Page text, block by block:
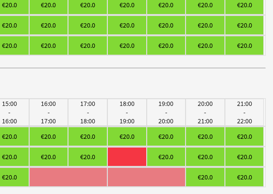
€20.0 €20.0 €20.0 €20.0 €20.0 €20.0 €20.0
€20.0 €20.0 €20.0 €20.0 €20.0 €20.0 €20.0
€20.0 €20.0 €20.0 €20.0 €20.0 €20.0 €20.0
15:00
-
16:00
16:00
-
17:00
17:00
-
18:00
18:00
-
19:00
19:00
-
20:00
20:00
-
21:00
21:00
-
22:00
€20.0 €20.0 €20.0 €20.0 €20.0 €20.0 €20.0
€20.0 €20.0 €20.0 €20.0 €20.0 €20.0
€20.0 €20.0 €20.0